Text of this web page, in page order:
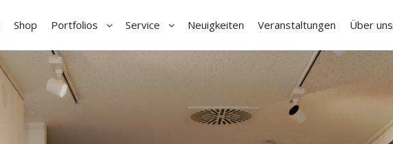
Shop Portfolios Service Neuigkeiten Veranstaltungen Über uns